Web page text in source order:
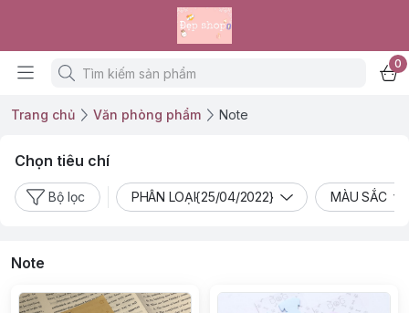
0
Trang chủ Văn phòng phẩm Note
Chọn tiêu chí
Bộ lọc PHÂN LOẠI{25/04/2022} MÀU SẮC
Note